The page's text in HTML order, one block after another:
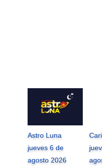
Astro Luna
jueves 6 de
agosto 2026